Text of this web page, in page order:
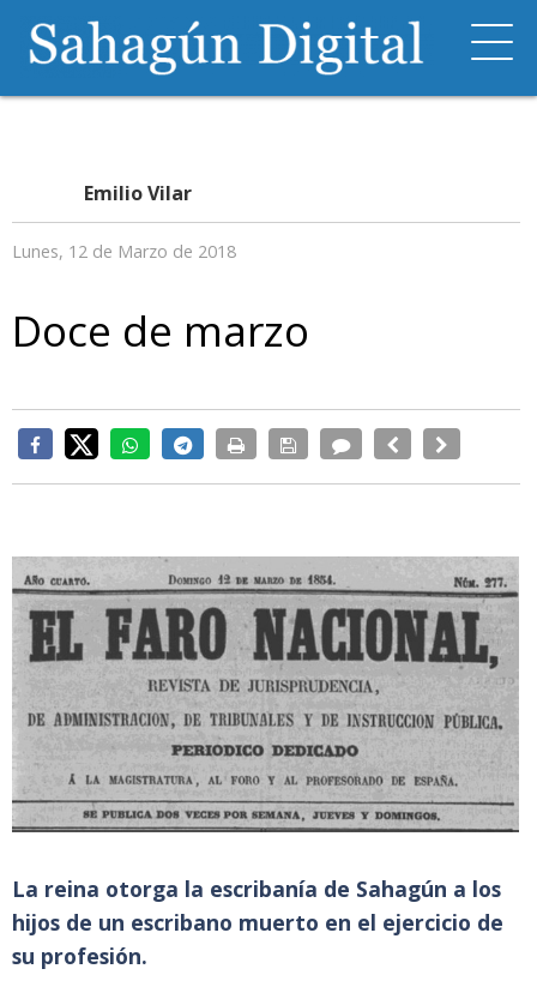
Emilio Vilar
Lunes, 12 de Marzo de 2018
Doce de marzo
La reina otorga la escribanía de Sahagún a los
hijos de un escribano muerto en el ejercicio de
su profesión.